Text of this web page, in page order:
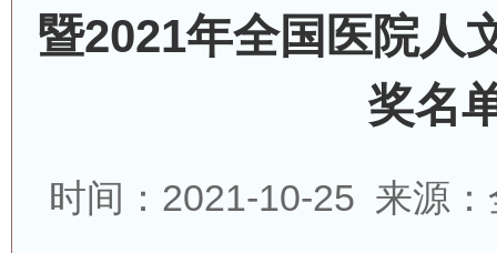
暨2021年全国医院人
奖名
时间：2021-10-25 来源